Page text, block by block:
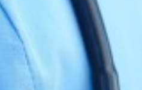
Ondernemers